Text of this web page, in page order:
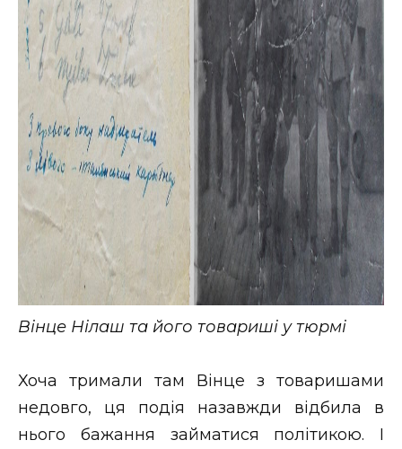
Вінце Нілаш та його товариші у тюрмі
Хоча тримали там Вінце з товаришами
недовго, ця подія назавжди відбила в
нього бажання займатися політикою. І